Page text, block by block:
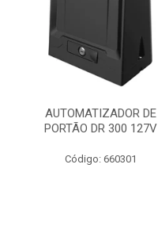
AUTOMATIZADOR DE
PORTÃO DR 300 127V
Código: 660301